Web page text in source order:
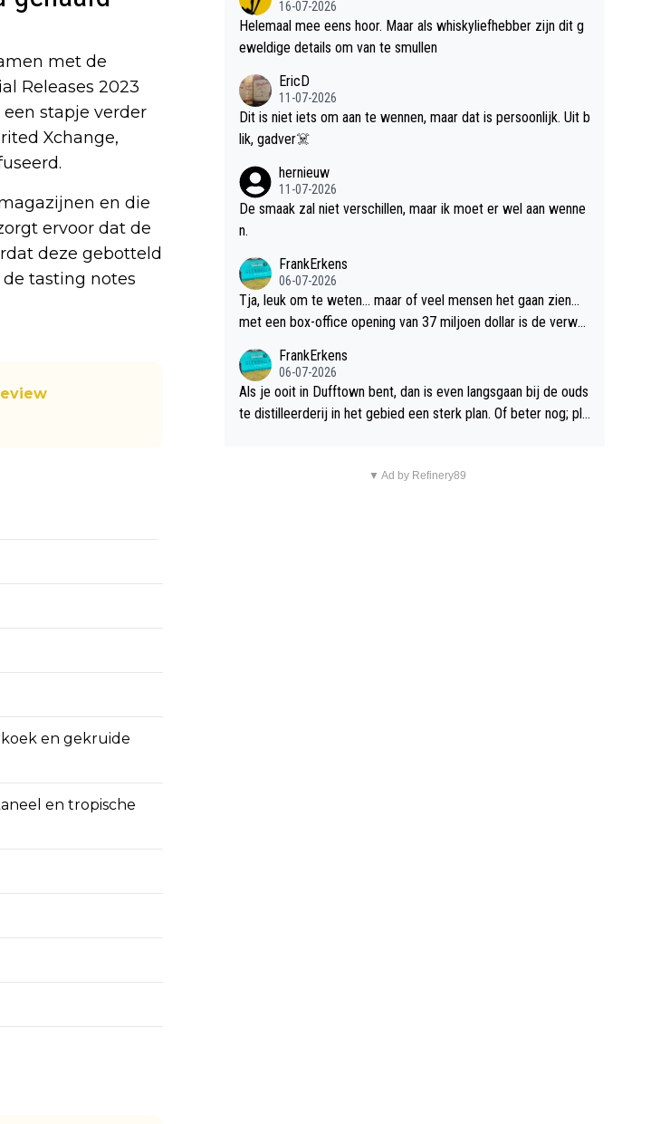
met de
Releases 2023
stapje verder
Xchange,
en die
ervoor dat de
deze gebotteld
tasting notes
en gekruide
en tropische
16-07-2026
Helemaal mee eens hoor. Maar als whiskyliefhebber zijn dit g
eweldige details om van te smullen
EricD
11-07-2026
Dit is niet iets om aan te wennen, maar dat is persoonlijk. Uit b
lik, gadver☠️
hernieuw
11-07-2026
De smaak zal niet verschillen, maar ik moet er wel aan wenne
n.
FrankErkens
06-07-2026
Tja, leuk om te weten... maar of veel mensen het gaan zien...
met een box-office opening van 37 miljoen dollar is de verwa
FrankErkens
06-07-2026
Als je ooit in Dufftown bent, dan is even langsgaan bij de ouds
te distilleerderij in het gebied een sterk plan. Of beter nog; pla
▼ Ad by Refinery89